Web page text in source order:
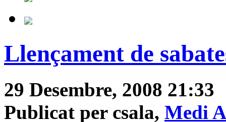
Llençament de
29 Desembre, 2008 21:33
Publicat per csala, Medi